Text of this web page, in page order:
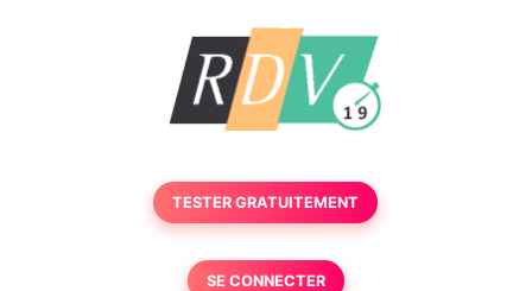
TESTER GRATUITEMENT
SE CONNECTER